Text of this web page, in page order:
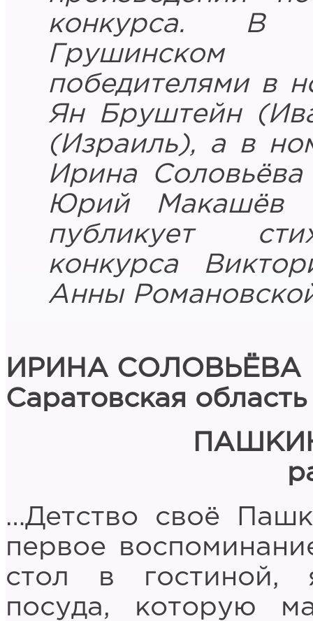
конкурса. В
Грушинском
победителями в
Ян Бруштейн
(Израиль), а в
Ирина Соловьёва
Юрий Макашёв
публикует
конкурса
Анны
ИРИНА СОЛОВЬЁВА
Саратовская область
…Детство своё
первое
стол в гостиной,
посуда, которую